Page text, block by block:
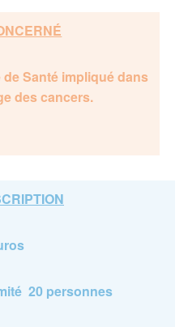
Santé impliqué dans
des cancers.
20 personnes